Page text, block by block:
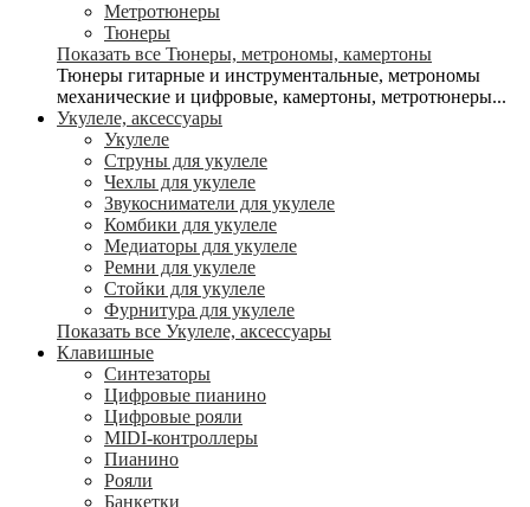
Метротюнеры
Тюнеры
Показать все Тюнеры, метрономы, камертоны
Тюнеры гитарные и инструментальные, метрономы
механические и цифровые, камертоны, метротюнеры...
Укулеле, аксессуары
Укулеле
Струны для укулеле
Чехлы для укулеле
Звукосниматели для укулеле
Комбики для укулеле
Медиаторы для укулеле
Ремни для укулеле
Стойки для укулеле
Фурнитура для укулеле
Показать все Укулеле, аксессуары
Клавишные
Синтезаторы
Цифровые пианино
Цифровые рояли
MIDI-контроллеры
Пианино
Рояли
Банкетки